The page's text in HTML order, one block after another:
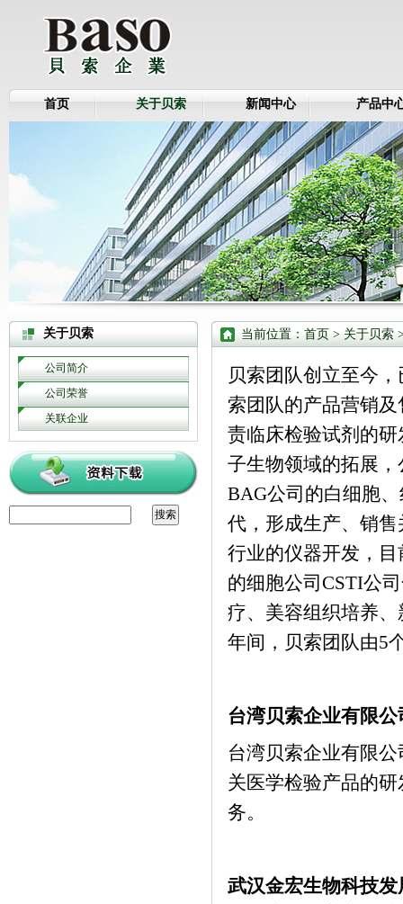
首页 关于贝索 新闻中心 产品中
关于贝索
公司简介
公司荣誉
关联企业
当前位置： 首页 > 关于贝索
贝索团队创立至今
索团队的产品营销
责临床检验试剂的
子生物领域的拓展
BAG公司的白细胞
代，形成生产、销
行业的仪器开发，
的细胞公司 CSTI公
疗、美容组织培养
年间，贝索团队由5
台湾贝索企业有限公
台湾贝索企业有限
关医学检验产品的
务。
武汉金宏生物科技